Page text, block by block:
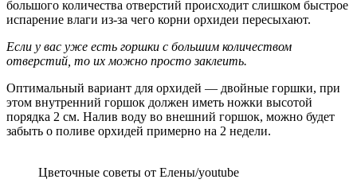
большого количества отверстий происходит слишком быстрое
испарение влаги из-за чего корни орхидеи пересыхают.
Если у вас уже есть горшки с большим количеством
отверстий, то их можно просто заклеить.
Оптимальный вариант для орхидей — двойные горшки, при
этом внутренний горшок должен иметь ножки высотой
порядка 2 см. Налив воду во внешний горшок, можно будет
забыть о поливе орхидей примерно на 2 недели.
Цветочные советы от Елены/youtube